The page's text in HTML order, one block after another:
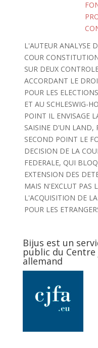
L'AUTEUR ANALYSE
COUR
SUR DEUX
ACCORDANT LE
POUR LES
ET AU SCHLESWIG-
POINT IL ENVISAGE
SAISINE D'UN LAND,
SECOND POINT LE
DECISION DE LA
FEDERALE, QUI
EXTENSION DES
MAIS N'EXCLUT PAS
L'ACQUISITION DE
POUR LES
Bijus est un
public du
allemand